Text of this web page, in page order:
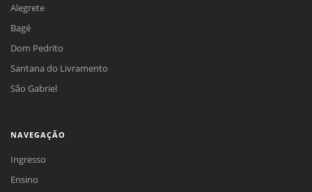
Alegrete
Bagé
Dom Pedrito
Santana do Livramento
São Gabriel
NAVEGAÇÃO
Ingresso
Ensino